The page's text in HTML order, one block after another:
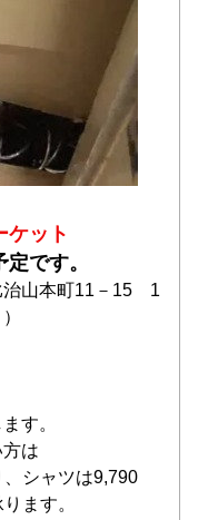
ケット
です。
山本町11－15　1
す。
は
シャツは9,790
ます。